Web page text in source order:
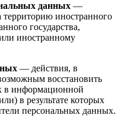
данных —
иностранного
государства,
иностранному
— действия, в
восстановить
в информационной
в результате которых
персональных данных.